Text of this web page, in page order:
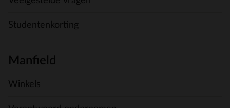
Studentenkorting
Manfield
Winkels